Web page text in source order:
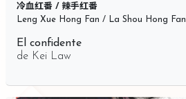
冷血红番 / 辣手红番
Leng Xue Hong Fan / La Shou Hong Fan
El confidente
de Kei Law